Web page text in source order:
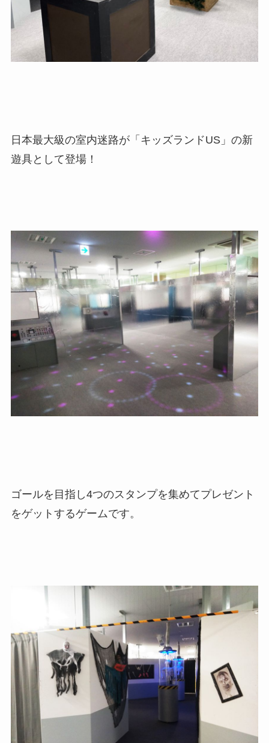
日本最大級の室内迷路が「キッズランドUS」の新
遊具として登場！
ゴールを目指し4つのスタンプを集めてプレゼント
をゲットするゲームです。